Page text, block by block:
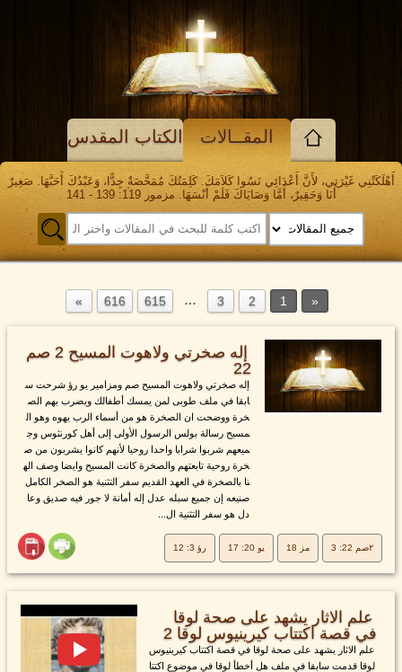
المقــالات الكتاب المقدس
أَهْلَكَتْنِي غَيْرَتِي، لأَنَّ أَعْدَائِي نَسُوا كَلاَمَكَ. كَلِمَتُكَ مُمَحَّصَةٌ جِدًّا، وَعَبْدُكَ أَحَبَّهَا. صَغِيرٌ
أَنَا وَحَقِيرٌ، أَمَّا وَصَايَاكَ فَلَمْ أَنْسَهَا. مزمور 119: 139 - 141
1
2
3
…
615
616
إله صخرتي ولاهوت المسيح 2 صم
22
إله صخرتي ولاهوت المسيح صم ومزامير يو رؤ شرحت س
ابقا في ملف طوبى لمن يمسك أطفالك ويضرب بهم الص
خرة ووضحت ان الصخرة هو من أسماء الرب يهوه وهو ال
مسيح رسالة بولس الرسول الأولى إلى أهل كورنثوس وج
ميعهم شربوا شرابا واحدا روحيا لأنهم كانوا يشربون من ص
خرة روحية تابعتهم والصخرة كانت المسيح وايضا وصف اله
نا بالصخرة في العهد القديم سفر التثنية هو الصخر الكامل
صنيعه إن جميع سبله عدل إله أمانة لا جور فيه صديق وعا
دل هو سفر التثنية ال...
٢صم 22: 3 مز 18 يو 20: 17 رؤ 3: 12
علم الاثار يشهد على صحة لوقا
في قصة اكتتاب كيرينيوس لوقا 2
علم الاثار يشهد على صحة لوقا في قصة اكتتاب كيرينيوس
لوقا قدمت سابقا في ملف هل أخطأ لوقا في موضوع اكتتا